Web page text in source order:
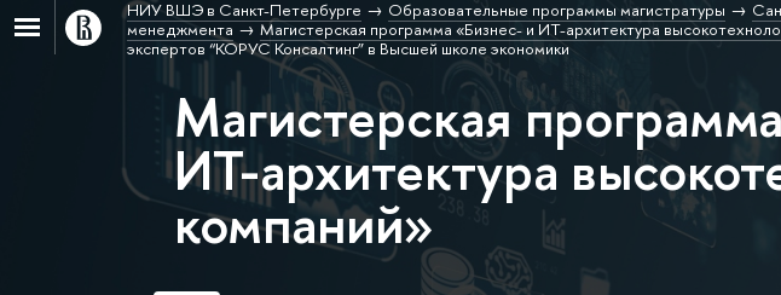
НИУ ВШЭ в Санкт-Петербурге Образовательные программы магистратуры
менеджмента
Магистерская программа «Бизнес- и ИТ-архитектура
экспертов “КОРУС Консалтинг” в Высшей школе экономики
Магистерская
ИТ-архитектура
компаний»